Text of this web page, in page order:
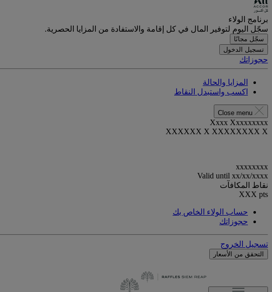
برنامج الولاء
سجّل اليوم لتوفير المال في كل إقامة والاستفادة من المزايا الحصرية.
سجّل مجانًا
تسجيل الدخول
حجوزاتك
المزايا والحالة
اكسب واستبدل النقاط
Close menu
Xxxx Xxxxxxxxx
XXXXXX X XXXXXXXX X
xxxxxxxx
Valid until xx/xx/xxxx
نقاط المكافآت
XXX pts
حساب الولاء الخاص بك
حجوزاتك
تسجيل الخروج
التحقق من الأسعار